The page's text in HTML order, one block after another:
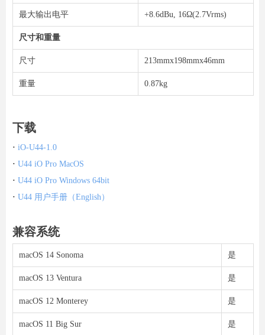
最大输出电平 +8.6dBu, 16Ω(2.7Vrms)
尺寸和重量
尺寸 213mmx198mmx46mm
重量 0.87kg
下载
· iO-U44-1.0
· U44 iO Pro MacOS
· U44 iO Pro Windows 64bit
· U44 用户手册（English）
兼容系统
macOS 14 Sonoma 是
macOS 13 Ventura 是
macOS 12 Monterey 是
macOS 11 Big Sur 是